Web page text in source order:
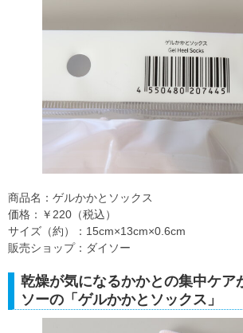
商品名：ゲルかかとソックス
価格：￥220（税込）
サイズ（約）：15cm×13cm×0.6cm
販売ショップ：ダイソー
乾燥が気になるかかとの集中ケ
ソーの「ゲルかかとソックス」